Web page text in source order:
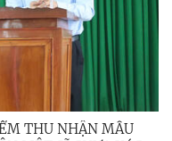
THU NHẬN MẪU